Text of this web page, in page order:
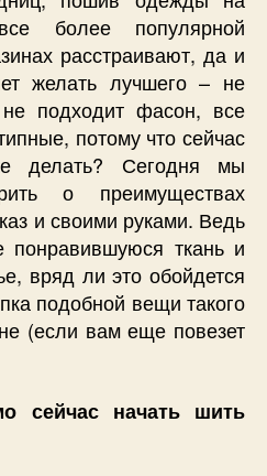
более популярной
расстраивают, да и
желать лучшего – не
не подходит фасон, все
потому что сейчас
делать? Сегодня мы
о преимуществах
и своими руками. Ведь
ткань и
вряд ли это обойдется
подобной вещи такого
(если вам еще повезет
сейчас начать шить